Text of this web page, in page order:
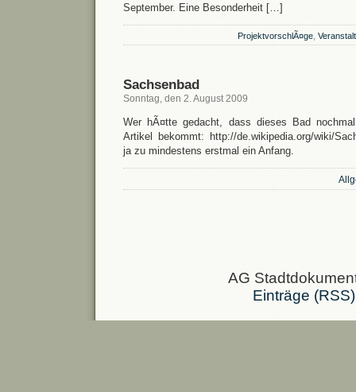
September. Eine Besonderheit […]
ProjektvorschlÃ¤ge
Sachsenbad
Sonntag, den 2. August 2009
Wer hÃ¤tte gedacht, dass dieses Bad
Artikel bekommt: http://de.wikipedia.org/wiki/
ja zu mindestens erstmal ein Anfang.
AG
Einträge (RSS)